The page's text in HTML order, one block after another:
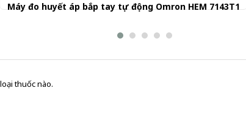
Máy đo huyết áp bắp tay tự động Omron HEM 7143T1
thuốc nào.